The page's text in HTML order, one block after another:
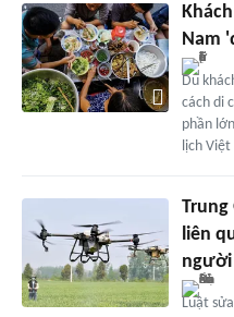
Nam
Du
cách di
phần
lịch
liên
người
Luật